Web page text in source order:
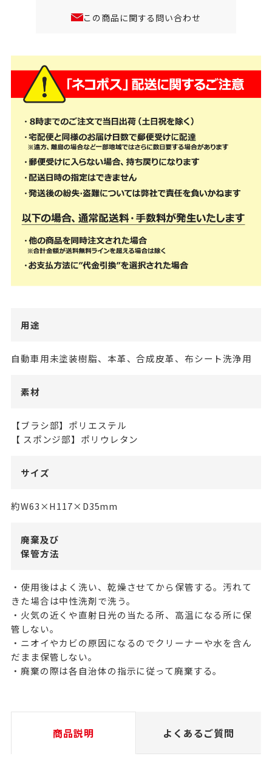
この商品に関する問い合わせ
用途
自動車用未塗装樹脂、本革、合成皮革、布シート洗浄用
素材
【ブラシ部】ポリエステル
【 スポンジ部】ポリウレタン
サイズ
約W63×H117×D35mm
廃棄及び
保管方法
・使用後はよく洗い、乾燥させてから保管する。汚れて
きた場合は中性洗剤で洗う。
・火気の近くや直射日光の当たる所、高温になる所に保
管しない。
・ニオイやカビの原因になるのでクリーナーや水を含ん
だまま保管しない。
・廃棄の際は各自治体の指示に従って廃棄する。
商品説明 よくあるご質問